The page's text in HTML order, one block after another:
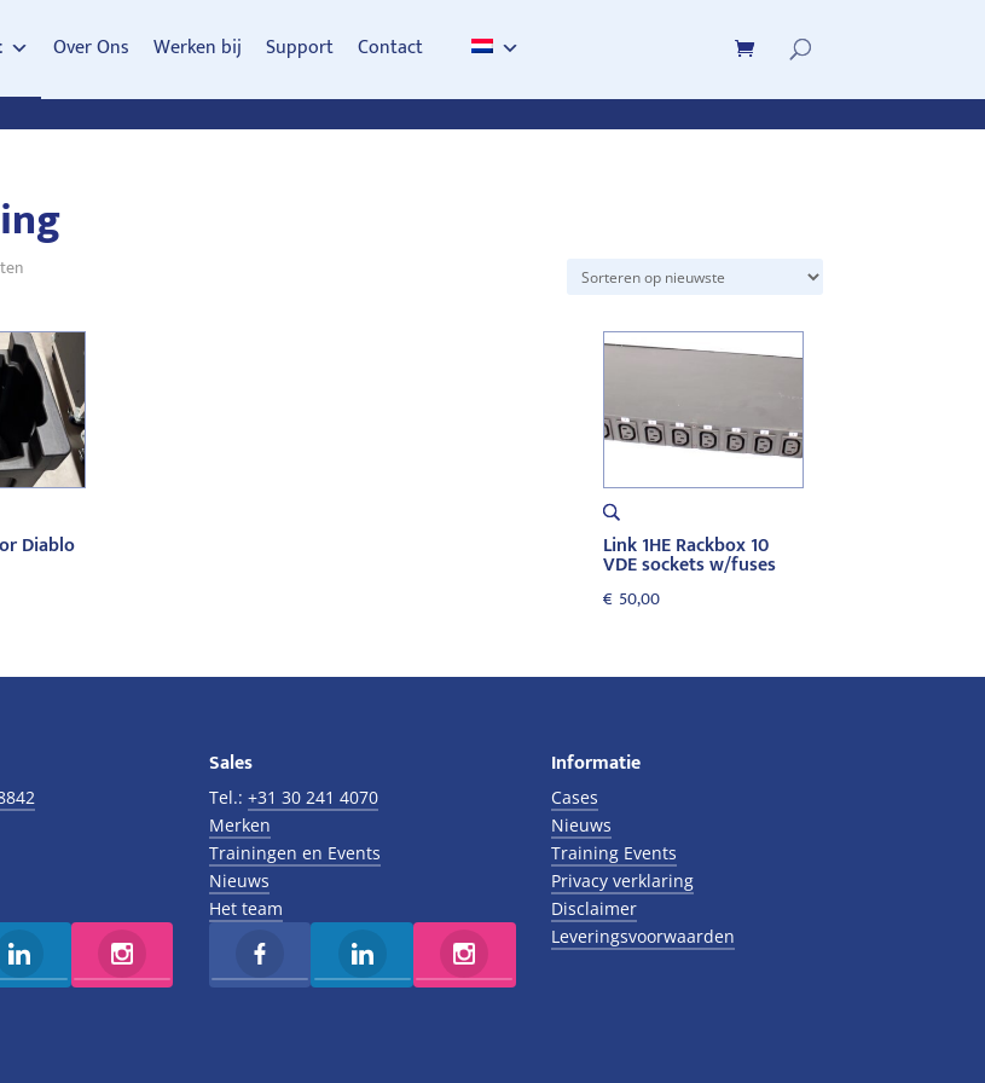
Over Ons Werken bij Support Contact
Gesorteerd
Diablo Link 1HE Rackbox 10
VDE sockets w/fuses
€ 50,00
Sales
Tel.: +31 30 241 4070
Merken
Trainingen en Events
Nieuws
Het team
Informatie
Cases
Nieuws
Training Events
Privacy verklaring
Disclaimer
Leveringsvoorwaarden